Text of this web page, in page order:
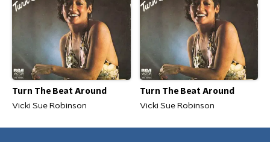
Turn The Beat Around
Vicki Sue Robinson
Turn The Beat Around
Vicki Sue Robinson